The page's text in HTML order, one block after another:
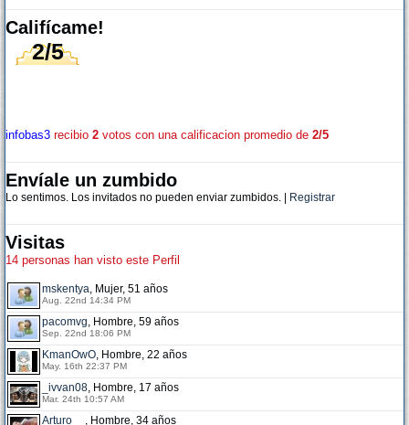
Califícame!
2/5
infobas3 recibio 2 votos con una calificacion promedio de 2/5
Envíale un zumbido
Lo sentimos. Los invitados no pueden enviar zumbidos. | Registrar
Visitas
14 personas han visto este Perfil
mskentya, Mujer, 51 años
Aug. 22nd 14:34 PM
pacomvg, Hombre, 59 años
Sep. 22nd 18:06 PM
KmanOwO, Hombre, 22 años
May. 16th 22:37 PM
_ivvan08, Hombre, 17 años
Mar. 24th 10:57 AM
Arturo__ , Hombre, 34 años